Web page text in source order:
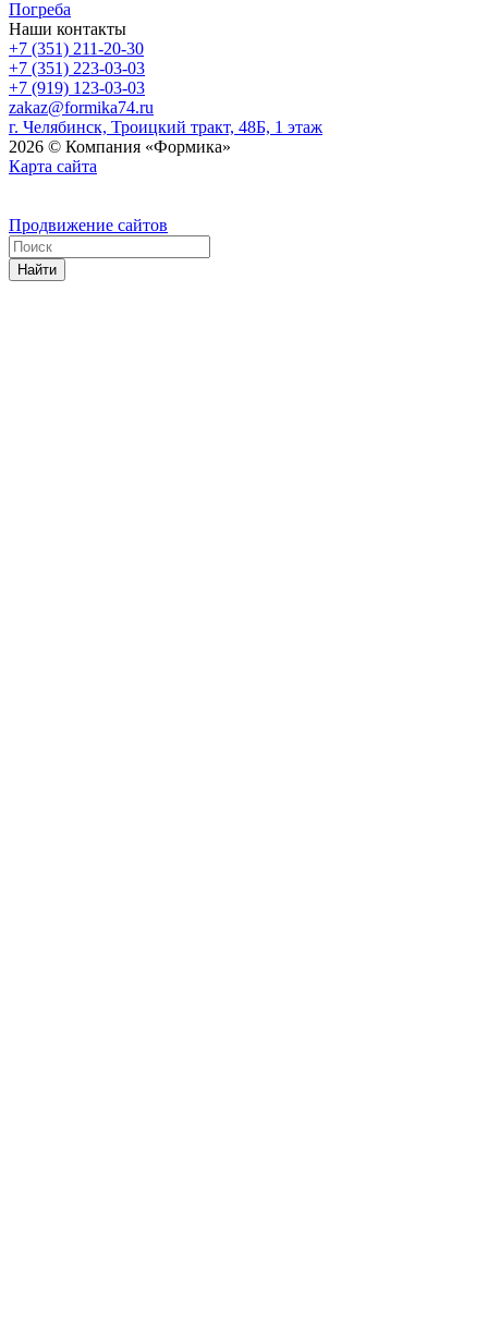
Погреба
Наши контакты
+7 (351) 211-20-30
+7 (351) 223-03-03
+7 (919) 123-03-03
zakaz@formika74.ru
г. Челябинск, Троицкий тракт, 48Б, 1 этаж
2026 © Компания «Формика»
Карта сайта
Продвижение сайтов
Найти